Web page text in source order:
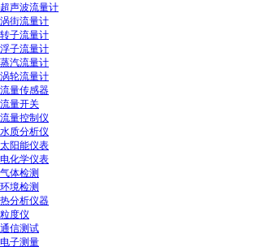
超声波流量计
涡街流量计
转子流量计
浮子流量计
蒸汽流量计
涡轮流量计
流量传感器
流量开关
流量控制仪
水质分析仪
太阳能仪表
电化学仪表
气体检测
环境检测
热分析仪器
粒度仪
通信测试
电子测量